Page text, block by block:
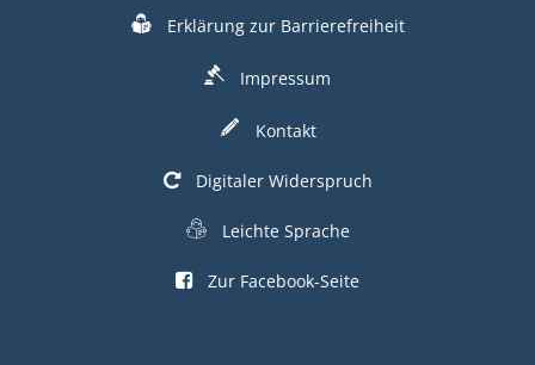
Erklärung zur Barrierefreiheit
Impressum
Kontakt
Digitaler Widerspruch
Leichte Sprache
Zur Facebook-Seite